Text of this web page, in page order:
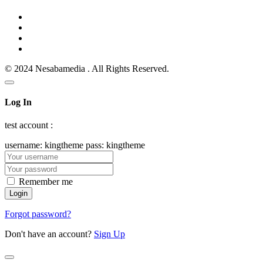
© 2024 Nesabamedia . All Rights Reserved.
Log In
test account :
username: kingtheme pass: kingtheme
Remember me
Forgot password?
Don't have an account? Sign Up